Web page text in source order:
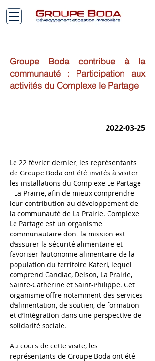
Groupe Boda contribue à la
communauté : Participation aux
activités du Complexe le Partage
2022-03-25
Le 22 février dernier, les représentants
de Groupe Boda ont été invités à visiter
les installations du Complexe Le Partage
- La Prairie, afin de mieux comprendre
leur contribution au développement de
la communauté de La Prairie. Complexe
Le Partage est un organisme
communautaire dont la mission est
d’assurer la sécurité alimentaire et
favoriser l’autonomie alimentaire de la
population du territoire Kateri, lequel
comprend Candiac, Delson, La Prairie,
Sainte-Catherine et Saint-Philippe. Cet
organisme offre notamment des services
d’alimentation, de soutien, de formation
et d’intégration dans une perspective de
solidarité sociale.
Au cours de cette visite, les
représentants de Groupe Boda ont été